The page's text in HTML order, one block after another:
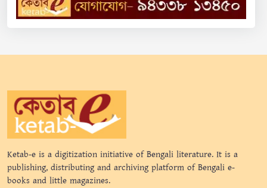
Ketab-e is a digitization initiative of Bengali literature. It is a
publishing, distributing and archiving platform of Bengali e-
books and little magazines.